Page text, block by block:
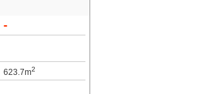
-
623.7m2